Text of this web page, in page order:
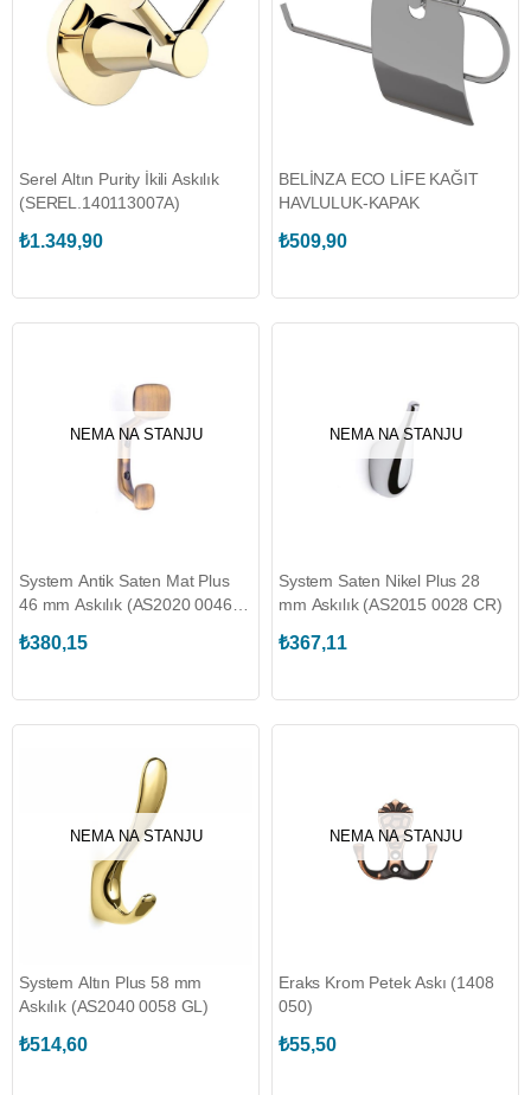
Serel Altın Purity İkili Askılık
(SEREL.140113007A)
₺1.349,90
BELİNZA ECO LİFE KAĞIT
HAVLULUK-KAPAK
₺509,90
NEMA NA STANJU
System Antik Saten Mat Plus
46 mm Askılık (AS2020 0046
₺380,15
NEMA NA STANJU
System Saten Nikel Plus 28
mm Askılık (AS2015 0028 CR)
₺367,11
NEMA NA STANJU
System Altın Plus 58 mm
Askılık (AS2040 0058 GL)
₺514,60
NEMA NA STANJU
Eraks Krom Petek Askı (1408
050)
₺55,50